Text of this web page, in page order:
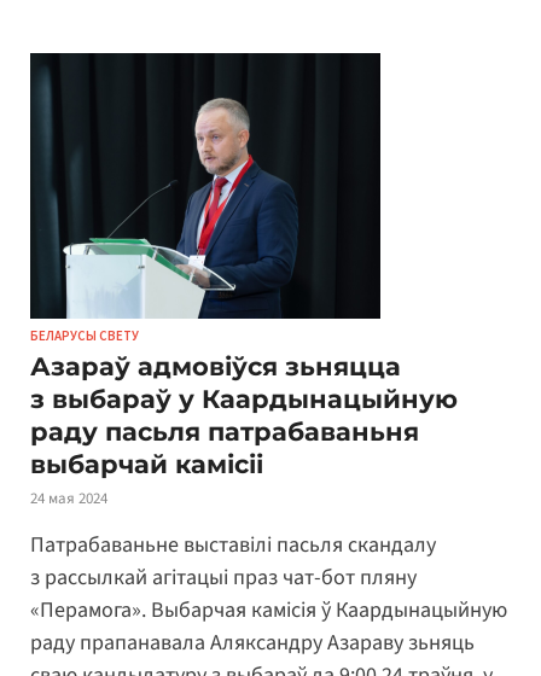
БЕЛАРУСЫ СВЕТУ
Азараў адмовіўся зьняцца
з выбараў у Каардынацыйную
раду пасьля патрабаваньня
выбарчай камісіі
24 мая 2024
Патрабаваньне выставілі пасьля скандалу
з рассылкай агітацыі праз чат-бот пляну
«Перамога». Выбарчая камісія ў Каардынацыйную
раду прапанавала Аляксандру Азараву зьняць